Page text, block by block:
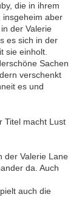
die in ihrem
insgeheim aber
der Valerie
es sich in der
sie einholt.
Sachen
verschenkt
es und
Titel macht Lust
der Valerie Lane
da. Auch
auch die